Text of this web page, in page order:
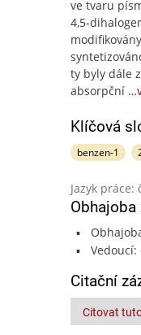
ve tvaru
4,5-
ty byly dále
absorpční
Klíčová
benzen-1
Jazyk práce:
Obhajoba
Vedoucí:
Citační
Citovat